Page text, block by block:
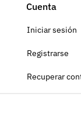
Cuenta
Iniciar sesión
Registrarse
Recuperar